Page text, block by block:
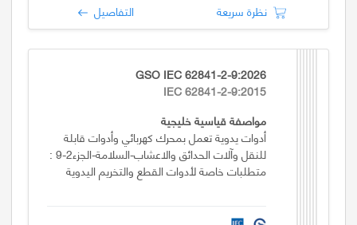
نظرة سريعة التفاصيل
GSO IEC 62841-2-9:2026
IEC 62841-2-9:2015
مواصفة قياسية خليجية
أدوات يدوية تعمل بمحرك كهربائي وأدوات قابلة
للنقل وآلات الحدائق والاعشاب-السلامة-الجزء2-9 :
متطلبات خاصة لأدوات القطع والتخريم اليدوية